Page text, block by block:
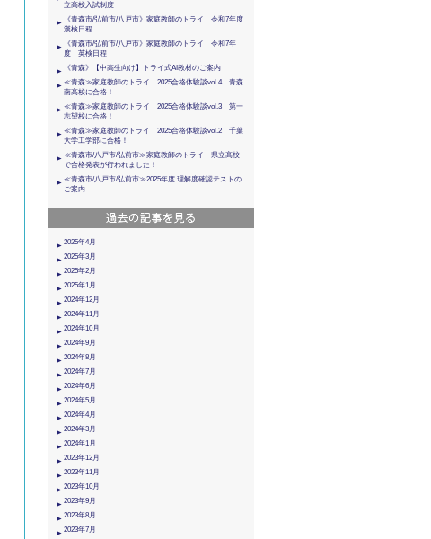
立高校入試制度
《青森市/弘前市/八戸市》家庭教師のトライ 令和7年度
漢検日程
《青森市/弘前市/八戸市》家庭教師のトライ 令和7年
度 英検日程
《青森》【中高生向け】トライ式AI教材のご案内
≪青森≫家庭教師のトライ 2025合格体験談vol.4 青森
南高校に合格！
≪青森≫家庭教師のトライ 2025合格体験談vol.3 第一
志望校に合格！
≪青森≫家庭教師のトライ 2025合格体験談vol.2 千葉
大学工学部に合格！
≪青森市/八戸市/弘前市≫家庭教師のトライ 県立高校
で合格発表が行われました！
≪青森市/八戸市/弘前市≫2025年度 理解度確認テストの
ご案内
2025年4月
2025年3月
2025年2月
2025年1月
2024年12月
2024年11月
2024年10月
2024年9月
2024年8月
2024年7月
2024年6月
2024年5月
2024年4月
2024年3月
2024年1月
2023年12月
2023年11月
2023年10月
2023年9月
2023年8月
2023年7月